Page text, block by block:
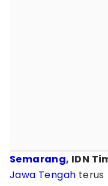
Semarang, IDN
Jawa Tengah terus